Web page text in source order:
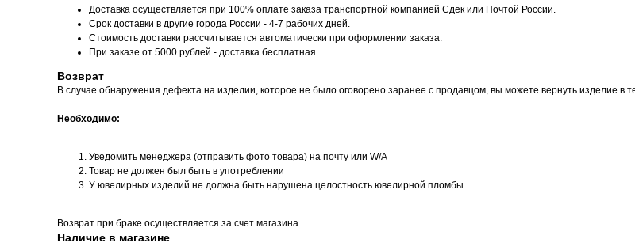
Доставка осуществляется при 100% оплате заказа транспортной компанией Сдек или Почтой России.
Срок доставки в другие города России - 4-7 рабочих дней.
Стоимость доставки рассчитывается автоматически при оформлении заказа.
При заказе от 5000 рублей - доставка бесплатная.
Возврат
В случае обнаружения дефекта на изделии, которое не было оговорено заранее с продавцом, вы можете вернуть изделие в
Необходимо:
Уведомить менеджера (отправить фото товара) на почту или W/А
Товар не должен был быть в употреблении
У ювелирных изделий не должна быть нарушена целостность ювелирной пломбы
Возврат при браке осуществляется за счет магазина.
Наличие в магазине